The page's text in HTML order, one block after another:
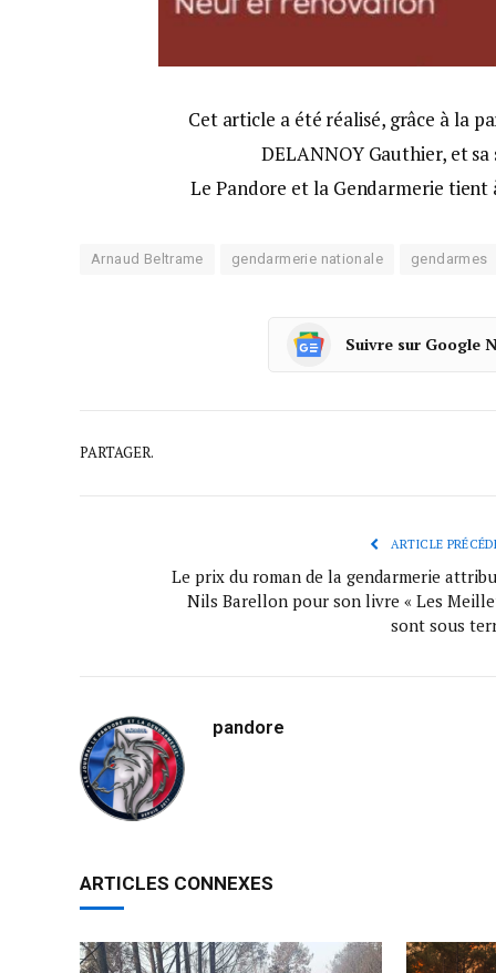
Cet article a été réalisé, grâce à la
DELANNOY Gauthier, et sa
Le Pandore et la Gendarmerie
Arnaud Beltrame gendarmerie nationale gendarmes
Suivre sur Google
PARTAGER.
ARTICLE
Le prix du roman de la gendarmerie
Nils Barellon pour son livre « Les
sont sous
pandore
ARTICLES CONNEXES